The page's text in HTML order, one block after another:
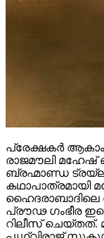
പ്രേക്ഷകർ
രാജമൗലി
ബ്രഹ്മാണ്ഡ
ഹൈദരാബാദിലെ
പ്രൗഢ ഗംഭീര
റിലീസ് ചെയ്തത്.